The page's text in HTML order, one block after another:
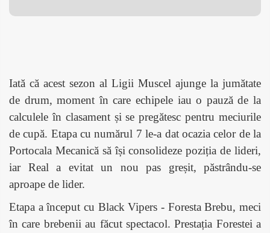
Iată că acest sezon al Ligii Muscel ajunge la jumătate
de drum, moment în care echipele iau o pauză de la
calculele în clasament și se pregătesc pentru meciurile
de cupă. Etapa cu numărul 7 le-a dat ocazia celor de la
Portocala Mecanică să își consolideze poziția de lideri,
iar Real a evitat un nou pas greșit, păstrându-se
aproape de lider.
Etapa a început cu Black Vipers - Foresta Brebu, meci
în care brebenii au făcut spectacol. Prestația Forestei a